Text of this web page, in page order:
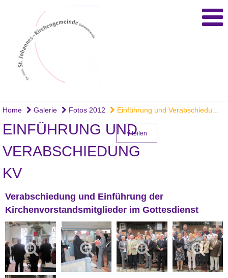
Home Galerie Fotos 2012 Einführung und Verabschiedu...
EINFÜHRUNG UND
VERABSCHIEDUNG
KV
teilen
Verabschiedung und Einführung der
Kirchenvorstandsmitglieder im Gottesdienst